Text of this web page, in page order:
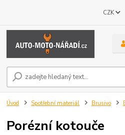
CZK
Úvod Spotřební materiál Brusivo
Porézní kotouče